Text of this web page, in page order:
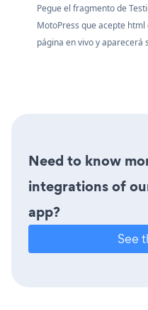
Pegue el fragmento de
MotoPress que acepte html
página en vivo y aparecerá
Need to know
integrations of
app?
See